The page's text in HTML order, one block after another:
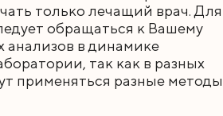
только лечащий врач. Для
обращаться к Вашему
анализов в динамике
так как в разных
применяться разные методы